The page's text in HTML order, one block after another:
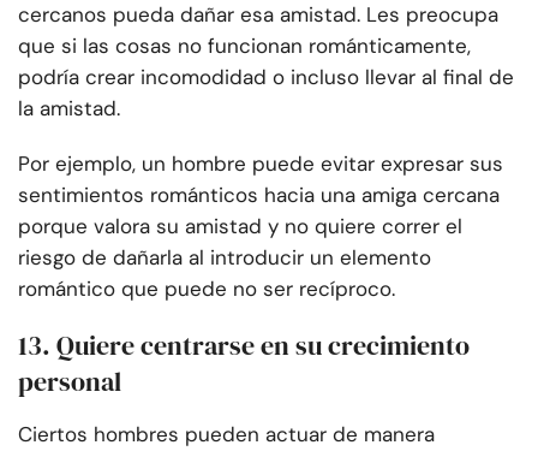
cercanos pueda dañar esa amistad. Les preocupa
que si las cosas no funcionan románticamente,
podría crear incomodidad o incluso llevar al final de
la amistad.
Por ejemplo, un hombre puede evitar expresar sus
sentimientos románticos hacia una amiga cercana
porque valora su amistad y no quiere correr el
riesgo de dañarla al introducir un elemento
romántico que puede no ser recíproco.
13. Quiere centrarse en su crecimiento
personal
Ciertos hombres pueden actuar de manera